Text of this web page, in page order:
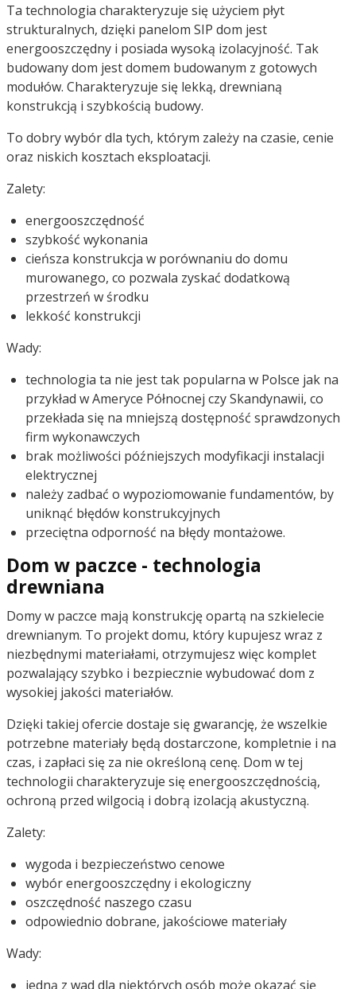
Ta technologia charakteryzuje się użyciem płyt
strukturalnych, dzięki panelom SIP dom jest
energooszczędny i posiada wysoką izolacyjność. Tak
budowany dom jest domem budowanym z gotowych
modułów. Charakteryzuje się lekką, drewnianą
konstrukcją i szybkością budowy.
To dobry wybór dla tych, którym zależy na czasie, cenie
oraz niskich kosztach eksploatacji.
Zalety:
energooszczędność
szybkość wykonania
cieńsza konstrukcja w porównaniu do domu
murowanego, co pozwala zyskać dodatkową
przestrzeń w środku
lekkość konstrukcji
Wady:
technologia ta nie jest tak popularna w Polsce jak na
przykład w Ameryce Północnej czy Skandynawii, co
przekłada się na mniejszą dostępność sprawdzonych
firm wykonawczych
brak możliwości późniejszych modyfikacji instalacji
elektrycznej
należy zadbać o wypoziomowanie fundamentów, by
uniknąć błędów konstrukcyjnych
przeciętna odporność na błędy montażowe.
Dom w paczce - technologia
drewniana
Domy w paczce mają konstrukcję opartą na szkielecie
drewnianym. To projekt domu, który kupujesz wraz z
niezbędnymi materiałami, otrzymujesz więc komplet
pozwalający szybko i bezpiecznie wybudować dom z
wysokiej jakości materiałów.
Dzięki takiej ofercie dostaje się gwarancję, że wszelkie
potrzebne materiały będą dostarczone, kompletnie i na
czas, i zapłaci się za nie określoną cenę. Dom w tej
technologii charakteryzuje się energooszczędnością,
ochroną przed wilgocią i dobrą izolacją akustyczną.
Zalety:
wygoda i bezpieczeństwo cenowe
wybór energooszczędny i ekologiczny
oszczędność naszego czasu
odpowiednio dobrane, jakościowe materiały
Wady:
jedną z wad dla niektórych osób może okazać się